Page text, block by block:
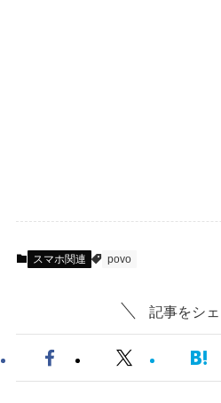
スマホ関連 povo
記事をシェ